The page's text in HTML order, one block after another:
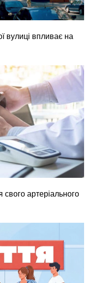
вулиці впливає на
артеріального